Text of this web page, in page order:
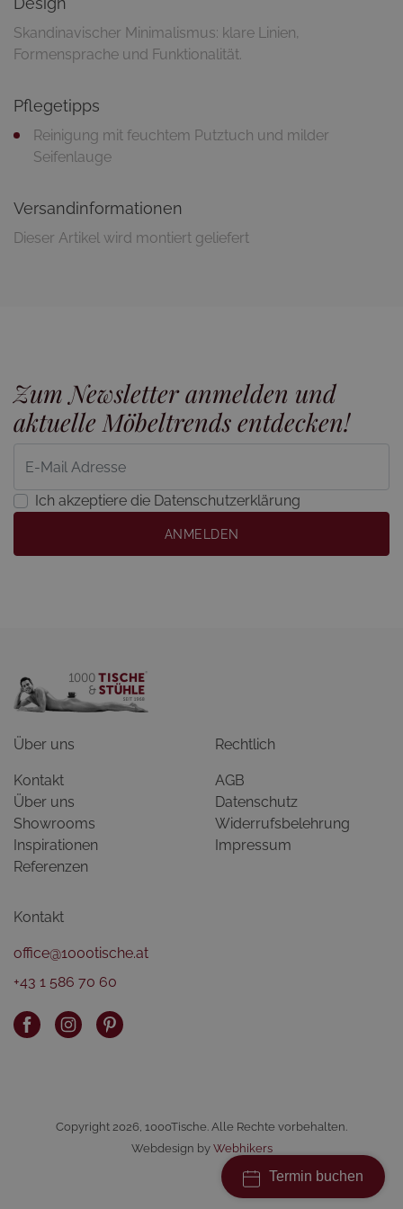
Skandinavischer Minimalismus: klare Linien,
Pflegetipps
Reinigung mit feuchtem Putztuch und milder
Seifenlauge
Versandinformationen
Dieser Artikel wird montiert geliefert
Zum Newsletter anmelden und
aktuelle Möbeltrends entdecken!
Ich akzeptiere die Datenschutzerklärung
ANMELDEN
Über uns
Kontakt
Über uns
Showrooms
Inspirationen
Referenzen
Rechtlich
AGB
Datenschutz
Widerrufsbelehrung
Impressum
Kontakt
office@1000tische.at
+43 1 586 70 60
Copyright 2026, 1000Tische. Alle Rechte vorbehalten.
Webdesign by Webhikers
Termin buchen